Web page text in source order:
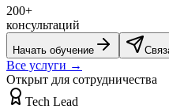
200+
консультаций
Начать обучение
Все услуги →
Открыт для сотрудничества
Tech Lead